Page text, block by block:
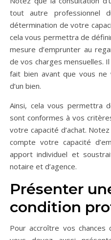
tout autre professionnel
détermination de votre
cela vous permettra de
mesure d’emprunter au
de vos charges mensuelles. Il
fait bien avant que vous ne
d’un bien.
Ainsi, cela vous permettra
sont conformes à vos
votre capacité d’achat.
compte votre capacité
apport individuel et
notaire et d’agence.
Présenter
condition
Pour accroître vos chances